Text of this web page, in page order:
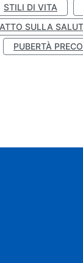
STILI DI VITA
SULLA
PUBERTÀ